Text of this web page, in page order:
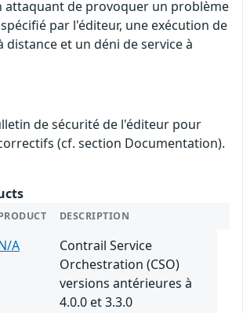
attaquant de provoquer un problème
par l'éditeur, une exécution de
distance et un déni de service à
de sécurité de l'éditeur pour
(cf. section Documentation).
DESCRIPTION
A
Contrail Service
Orchestration (CSO)
versions antérieures à
4.0.0 et 3.3.0